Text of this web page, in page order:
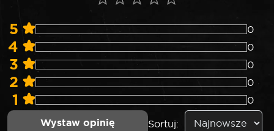
5 0
4 0
3 0
2 0
1 0
Wystaw opinię Sortuj: